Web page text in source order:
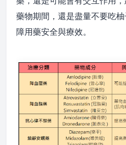
藥物期間，還是盡量不要吃
障用藥安全與療效。